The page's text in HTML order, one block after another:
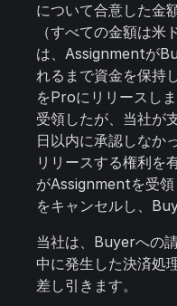
について合意した金
（すべての金額は
は、Assignmentが
れるまで資金を保持
をProにリリースし
受領したが、当社が
日以内に承認しなか
リリースする権利を
がAssignmentを受
をキャンセルし、
当社は、Buyerへの
中に発生した決済処
差し引きます。